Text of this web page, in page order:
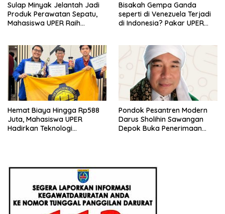
Sulap Minyak Jelantah Jadi
Produk Perawatan Sepatu,
Mahasiswa UPER Raih
Bisakah Gempa Ganda
seperti di Venezuela Terjadi
di Indonesia? Pakar UPER
Hemat Biaya Hingga Rp588
Juta, Mahasiswa UPER
Hadirkan Teknologi
Pondok Pesantren Modern
Darus Sholihin Sawangan
Depok Buka Penerimaan